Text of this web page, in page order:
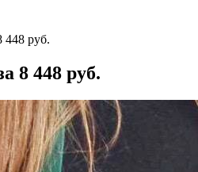
448 руб.
8 448 руб.